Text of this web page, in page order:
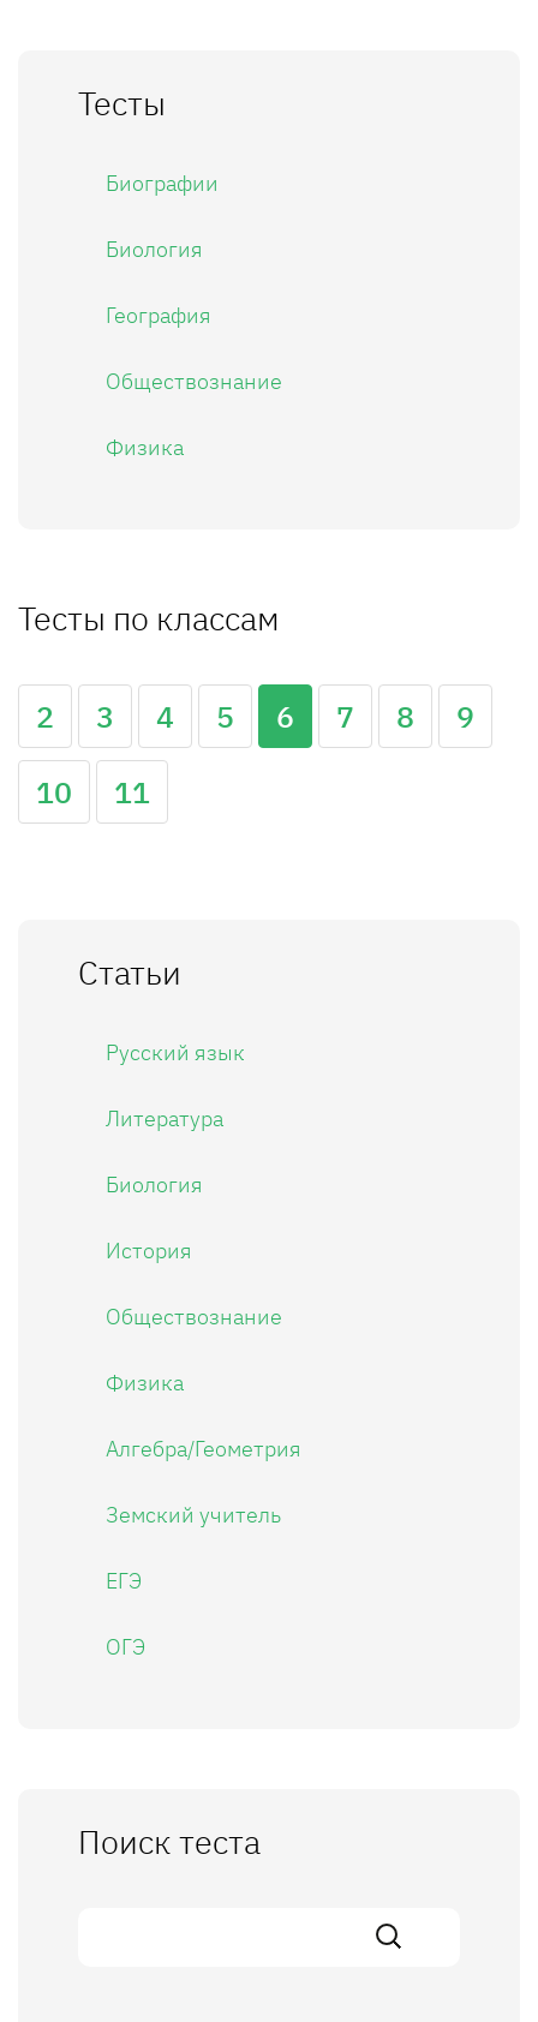
Тесты
Биографии
Биология
География
Обществознание
Физика
Тесты по классам
2 3 4 5 6 7 8
9
10
11
Статьи
Русский язык
Литература
Биология
История
Обществознание
Физика
Алгебра/Геометрия
Земский учитель
ЕГЭ
ОГЭ
Поиск теста